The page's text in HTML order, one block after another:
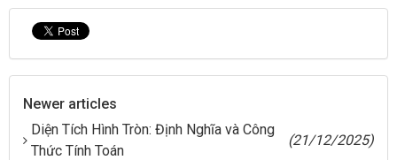
Newer articles
Diện Tích Hình Tròn: Định Nghĩa và Công
Thức Tính Toán
(21/12/2025)